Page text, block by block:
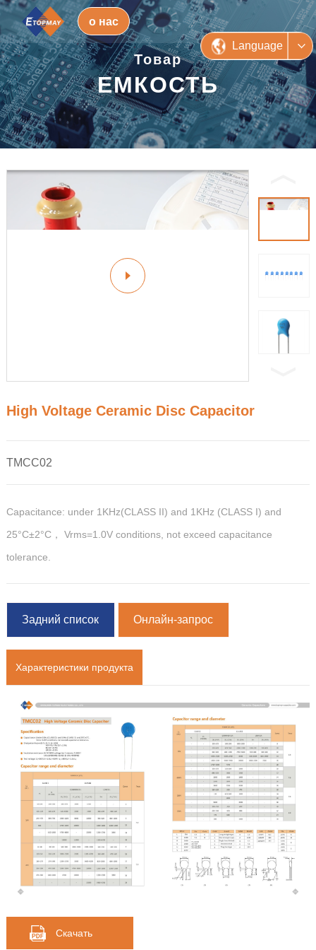
о нас
Language
Товар
ЕМКОСТЬ
High Voltage Ceramic Disc Capacitor
TMCC02
Capacitance: under 1KHz(CLASS II) and 1KHz (CLASS I) and
25°C±2°C， Vrms=1.0V conditions, not exceed capacitance
tolerance.
Задний список Онлайн-запрос
Характеристики продукта
Скачать